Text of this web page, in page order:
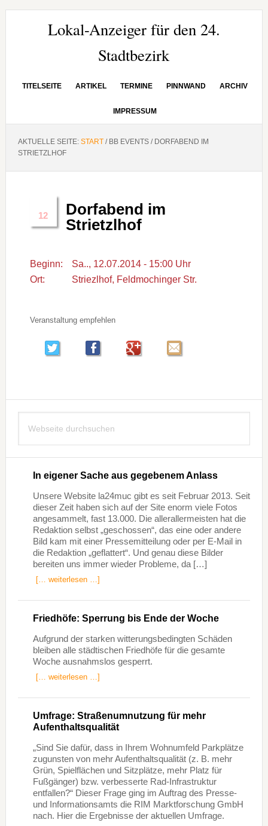
Hauptnavigation
SeitenspalteLokal-Anzeiger für den 24.
Stadtbezirk
TITELSEITE ARTIKEL TERMINE PINNWAND ARCHIV
IMPRESSUM
AKTUELLE SEITE: START /BB EVENTS /DORFABEND IM
STRIETZLHOF
12
Dorfabend im
Strietzlhof
Beginn:
Sa.., 12.07.2014 - 15:00 Uhr
Ort:
Striezlhof, Feldmochinger Str.
Veranstaltung empfehlen
Seitenspalte
durchsuchen
In eigener Sache aus gegebenem Anlass
Unsere Website la24muc gibt es seit Februar 2013. Seit
dieser Zeit haben sich auf der Site enorm viele Fotos
angesammelt, fast 13.000. Die allerallermeisten hat die
Redaktion selbst „geschossen“, das eine oder andere
Bild kam mit einer Pressemitteilung oder per E-Mail in
die Redaktion „geflattert“. Und genau diese Bilder
bereiten uns immer wieder Probleme, da […]
[… weiterlesen …]
Friedhöfe: Sperrung bis Ende der Woche
Aufgrund der starken witterungsbedingten Schäden
bleiben alle städtischen Friedhöfe für die gesamte
Woche ausnahmslos gesperrt.
[… weiterlesen …]
Umfrage: Straßenumnutzung für mehr
Aufenthaltsqualität
„Sind Sie dafür, dass in Ihrem Wohnumfeld Parkplätze
zugunsten von mehr Aufenthaltsqualität (z. B. mehr
Grün, Spielflächen und Sitzplätze, mehr Platz für
Fußgänger) bzw. verbesserte Rad-Infrastruktur
entfallen?“ Dieser Frage ging im Auftrag des Presse-
und Informationsamts die RIM Marktforschung GmbH
nach. Hier die Ergebnisse der aktuellen Umfrage.